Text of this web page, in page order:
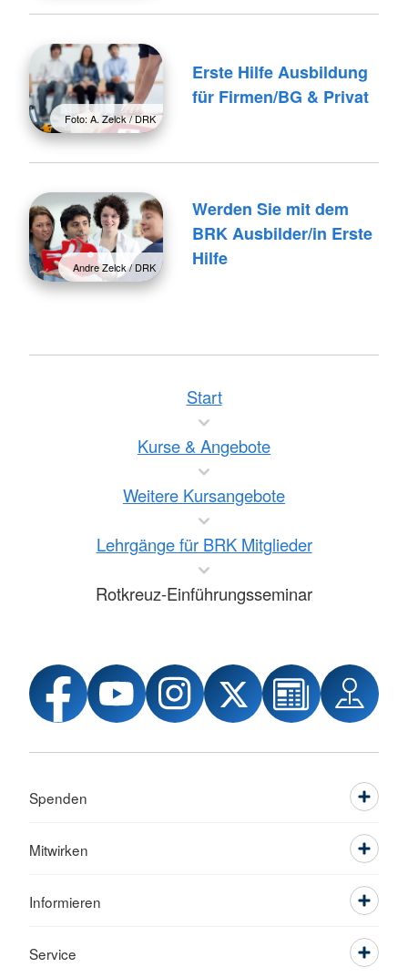
Foto: A. Zelck / DRK
Erste Hilfe Ausbildung
für Firmen/BG & Privat
Andre Zelck / DRK
Werden Sie mit dem
BRK Ausbilder/in Erste
Hilfe
Start
Kurse & Angebote
Weitere Kursangebote
Lehrgänge für BRK Mitglieder
Rotkreuz-Einführungsseminar
Spenden
Mitwirken
Informieren
Service